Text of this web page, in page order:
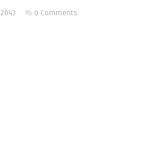
2043 0 Comments